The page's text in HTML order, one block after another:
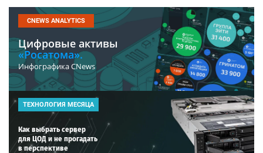
CNEWS ANALYTICS
Цифровые активы
«Росатома».
Инфографика CNews
ТЕХНОЛОГИЯ МЕСЯЦА
Как выбрать сервер
для ЦОД и не прогадать
в перспективе